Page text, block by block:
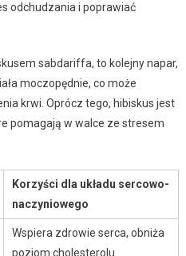
odchudzania i poprawiać
sabdariffa, to kolejny napar,
moczopędnie, co może
krwi. Oprócz tego, hibiskus jest
pomagają w walce ze stresem
Korzyści dla układu sercowo-
naczyniowego
Wspiera zdrowie serca, obniża
poziom cholesterolu